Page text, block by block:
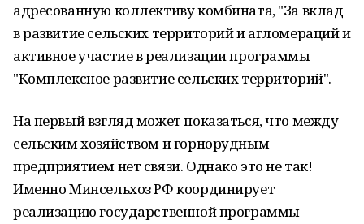
адресованную коллективу комбината, "За вклад
в развитие сельских территорий и агломераций и
активное участие в реализации программы
"Комплексное развитие сельских территорий".
На первый взгляд может показаться, что между
сельским хозяйством и горнорудным
предприятием нет связи. Однако это не так!
Именно Минсельхоз РФ координирует
реализацию государственной программы